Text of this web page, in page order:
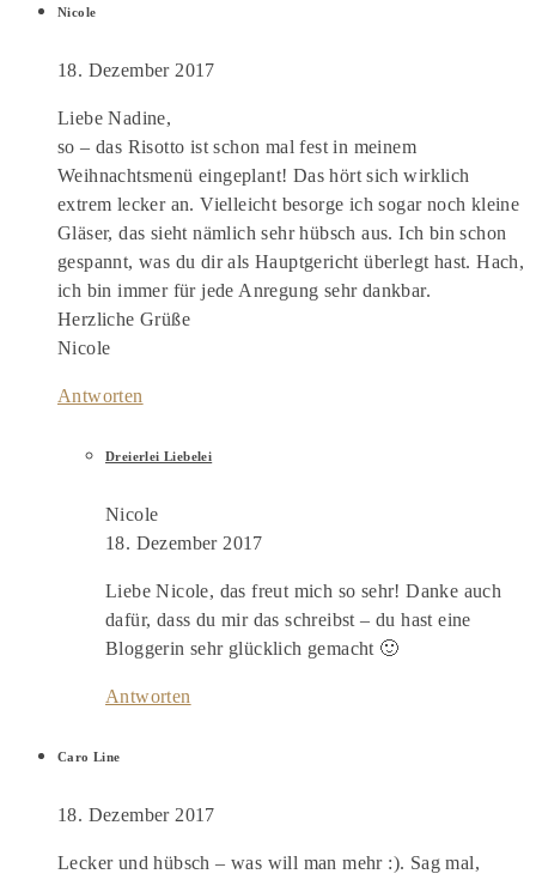
Nicole
18. Dezember 2017
Liebe Nadine,
so – das Risotto ist schon mal fest in meinem
Weihnachtsmenü eingeplant! Das hört sich wirklich
extrem lecker an. Vielleicht besorge ich sogar noch kleine
Gläser, das sieht nämlich sehr hübsch aus. Ich bin schon
gespannt, was du dir als Hauptgericht überlegt hast. Hach,
ich bin immer für jede Anregung sehr dankbar.
Herzliche Grüße
Nicole
Antworten
Dreierlei Liebelei
Nicole
18. Dezember 2017
Liebe Nicole, das freut mich so sehr! Danke auch
dafür, dass du mir das schreibst – du hast eine
Bloggerin sehr glücklich gemacht 🙂
Antworten
Caro Line
18. Dezember 2017
Lecker und hübsch – was will man mehr :). Sag mal,